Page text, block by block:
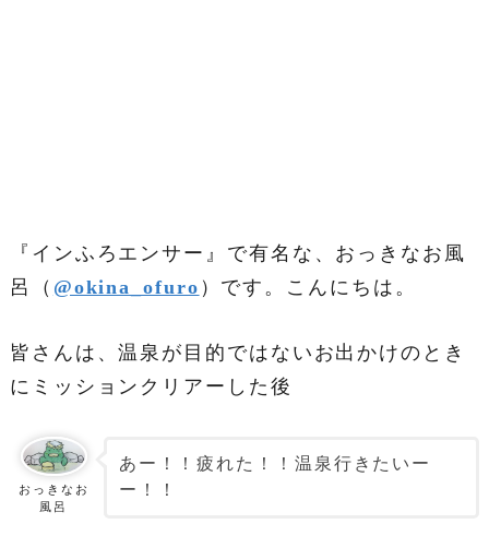
『インふろエンサー』で有名な、おっきなお風
呂（ @okina_ofuro ）です。こんにちは。
皆さんは、温泉が目的ではないお出かけのとき
にミッションクリアーした後
おっきなお
風呂
あー！！疲れた！！温泉行きたいー
ー！！